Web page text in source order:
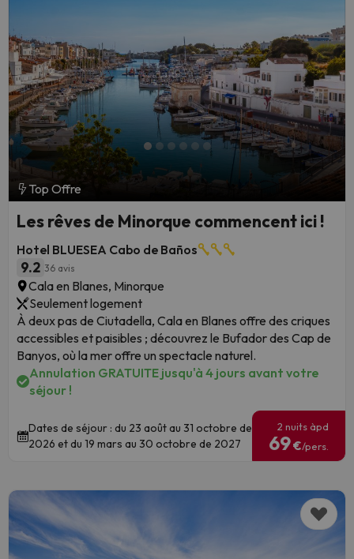
n'oubliez pas de consulter nos offres d'hôtels incroyables !
Top Offre
Les rêves de Minorque commencent ici !
Hotel BLUESEA Cabo de Baños
9.2 36 avis
Cala en Blanes, Minorque
Seulement logement
À deux pas de Ciutadella, Cala en Blanes offre des criques
accessibles et paisibles ; découvrez le Bufador des Cap de
Banyos, où la mer offre un spectacle naturel.
Annulation GRATUITE jusqu'à 4 jours avant votre
séjour !
Dates de séjour : du 23 août au 31 octobre de
2026 et du 19 mars au 30 octobre de 2027
2 nuits àpd
69€/pers.